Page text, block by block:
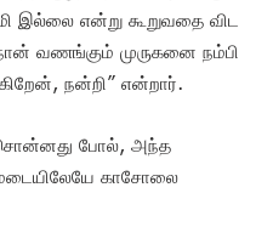
இல்லை என்று கூறுவதை விட
நான் வணங்கும் முருகனை நம்பி
நன்றி” என்றார்.
சொன்னது போல், அந்த
காசோலை